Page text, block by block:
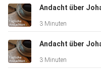
3 Minuten
3 Minuten